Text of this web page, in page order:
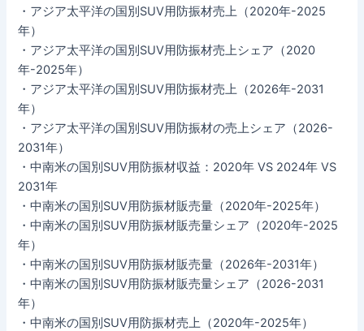
・アジア太平洋の国別SUV用防振材売上（2020年-2025
年）
・アジア太平洋の国別SUV用防振材売上シェア（2020
年-2025年）
・アジア太平洋の国別SUV用防振材売上（2026年-2031
年）
・アジア太平洋の国別SUV用防振材の売上シェア（2026-
2031年）
・中南米の国別SUV用防振材収益：2020年 VS 2024年 VS
2031年
・中南米の国別SUV用防振材販売量（2020年-2025年）
・中南米の国別SUV用防振材販売量シェア（2020年-2025
年）
・中南米の国別SUV用防振材販売量（2026年-2031年）
・中南米の国別SUV用防振材販売量シェア（2026-2031
年）
・中南米の国別SUV用防振材売上（2020年-2025年）